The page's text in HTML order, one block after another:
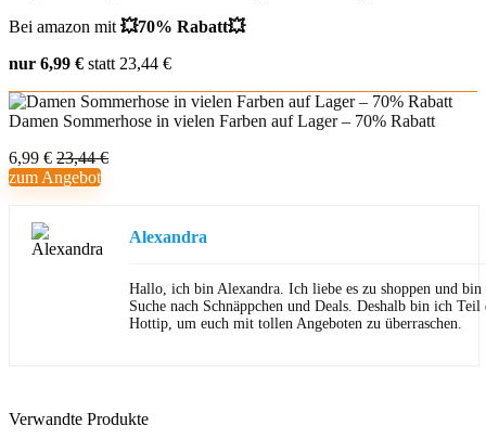
Bei amazon mit 💥70% Rabatt💥
nur 6,99 € statt 23,44 €
Damen Sommerhose in vielen Farben auf Lager – 70% Rabatt
6,99 € 23,44 €
zum Angebot
Alexandra
Hallo, ich bin Alexandra. Ich liebe es zu shoppen und
Suche nach Schnäppchen und Deals. Deshalb bin ich Teil
Hottip, um euch mit tollen Angeboten zu überraschen.
Verwandte Produkte